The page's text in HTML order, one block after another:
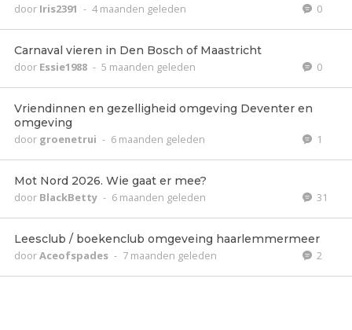
door Iris2391 - 4 maanden geleden 0
Carnaval vieren in Den Bosch of Maastricht
door Essie1988 - 5 maanden geleden 0
Vriendinnen en gezelligheid omgeving Deventer en
omgeving
door groenetrui - 6 maanden geleden 1
Mot Nord 2026. Wie gaat er mee?
door BlackBetty - 6 maanden geleden 31
Leesclub / boekenclub omgeveing haarlemmermeer
doorAceofspades - 7 maanden geleden 2